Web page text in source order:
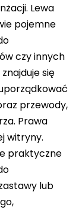
Lewa
pojemne
czy innych
się
przewody,
Prawa
witryny.
praktyczne
lub